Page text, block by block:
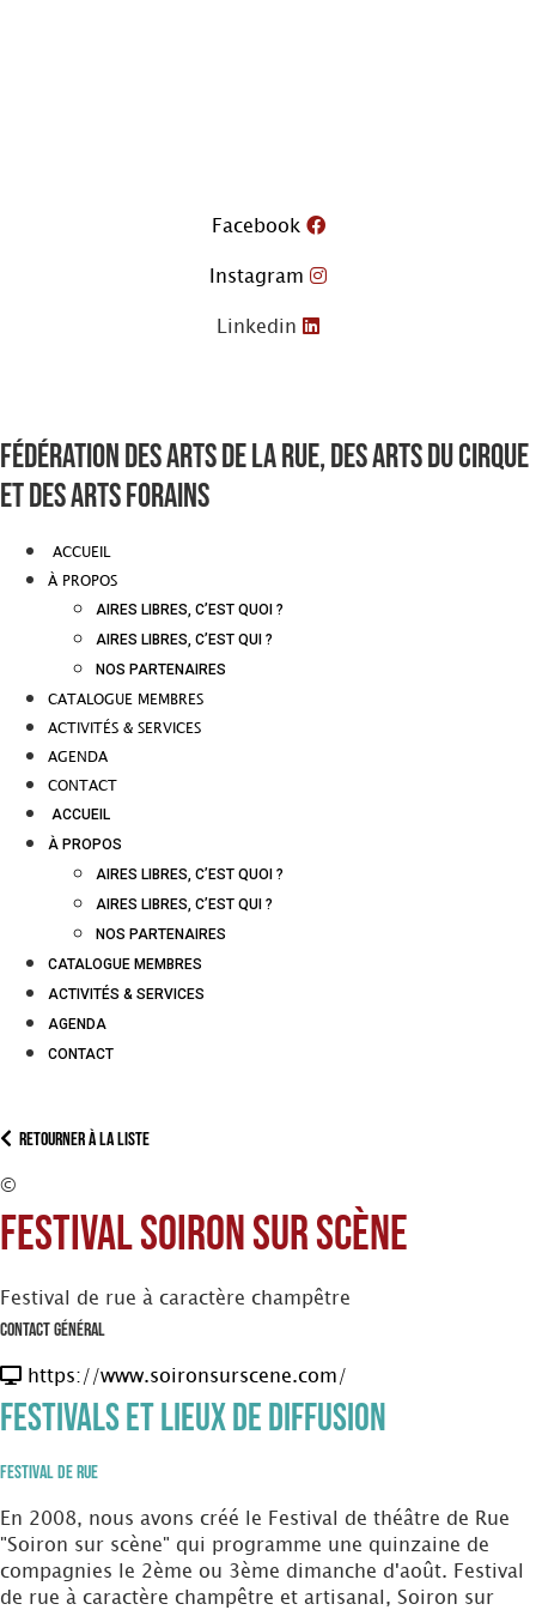
Facebook
Instagram
Linkedin
Fédération des arts de la rue, des arts du cirque
et des arts forains
ACCUEIL
À PROPOS
AIRES LIBRES, C’EST QUOI ?
AIRES LIBRES, C’EST QUI ?
NOS PARTENAIRES
CATALOGUE MEMBRES
ACTIVITÉS & SERVICES
AGENDA
CONTACT
ACCUEIL
À PROPOS
AIRES LIBRES, C’EST QUOI ?
AIRES LIBRES, C’EST QUI ?
NOS PARTENAIRES
CATALOGUE MEMBRES
ACTIVITÉS & SERVICES
AGENDA
CONTACT
Retourner à la liste
©
Festival Soiron sur scène
Festival de rue à caractère champêtre
Contact Général
https://www.soironsurscene.com/
Festivals et Lieux de diffusion
Festival de Rue
En 2008, nous avons créé le Festival de théâtre de Rue
"Soiron sur scène" qui programme une quinzaine de
compagnies le 2ème ou 3ème dimanche d'août. Festival
de rue à caractère champêtre et artisanal, Soiron sur